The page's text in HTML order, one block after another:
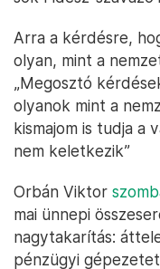
Arra a kérdésre,
olyan, mint a
„Megosztó
olyanok mint a
kismajom is tudja a
nem keletkezik”
Orbán Viktor
mai ünnepi
nagytakarítás:
pénzügyi